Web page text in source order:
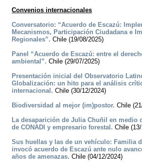
Convenios internacionales
Conversatorio: “Acuerdo de Escazú:
Mecanismos, Participación Ciudadana e
Regionales”. Chile (19/08/2025)
Panel “Acuerdo de Escazú: entre el
ambiental”. Chile (29/07/2025)
Presentación inicial del Observatorio
Globalización: un hito para el análisis
internacional. Chile (30/12/2024)
Biodiversidad al mejor (im)postor. Chile
La desaparición de Julia Chuñil en medio
de CONADI y empresario forestal. Chile
Sus huellas y las de un vehículo: Familia
invocó acuerdo de Escazú ante nulo
años de amenazas. Chile (04/12/2024)